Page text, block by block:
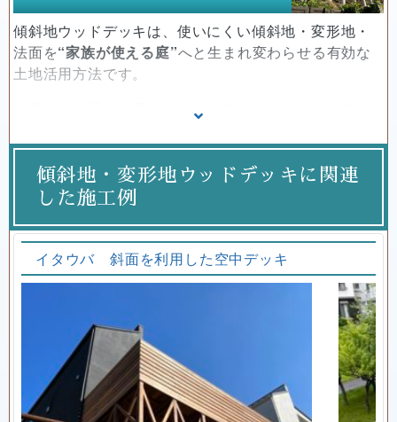
傾斜地ウッドデッキは、使いにくい傾斜地・変形地・
法面を“家族が使える庭”へと生まれ変わらせる有効な
土地活用方法です。
雑草が生い茂り放置されがちな敷地でも、大きなアウ
10畳ほどのデッキを設置すれば、実質的に土地価値が
向上し、神奈川県の例では約300万円相当の価値アップ
が見込めます（施工費は一般的に約200万円前後）。
また、傾斜地では人工木では構造を組めないため、柱
や大引きには超高耐久のハードウッドが必須です。
耐久30年以上の材を使用することで、安全性が高く長
傾斜地・変形地ウッドデッキに関連
した施工例
イタウバ 斜面を利用した空中デッキ